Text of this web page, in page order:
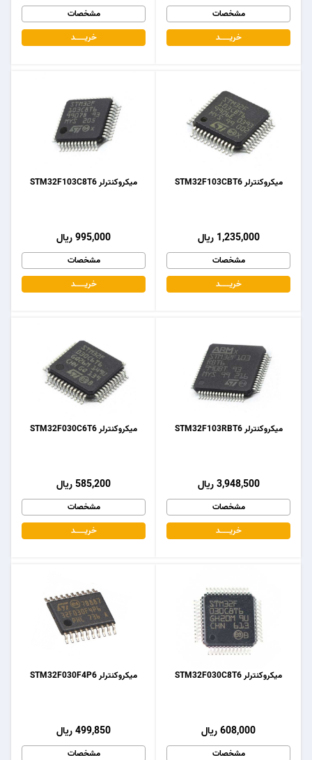
مشخصات
خریـــــــد
مشخصات
خریـــــــد
میکروکنترلر STM32F103C8T6
995,000 ریال
مشخصات
خریـــــــد
میکروکنترلر STM32F103CBT6
1,235,000 ریال
مشخصات
خریـــــــد
میکروکنترلر STM32F030C6T6
585,200 ریال
مشخصات
خریـــــــد
میکروکنترلر STM32F103RBT6
3,948,500 ریال
مشخصات
خریـــــــد
میکروکنترلر STM32F030F4P6
499,850 ریال
مشخصات
میکروکنترلر STM32F030C8T6
608,000 ریال
مشخصات